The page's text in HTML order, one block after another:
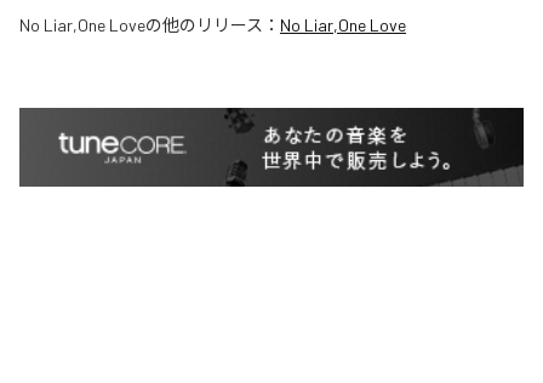
No Liar,One Loveの他のリリース： No Liar,One Love